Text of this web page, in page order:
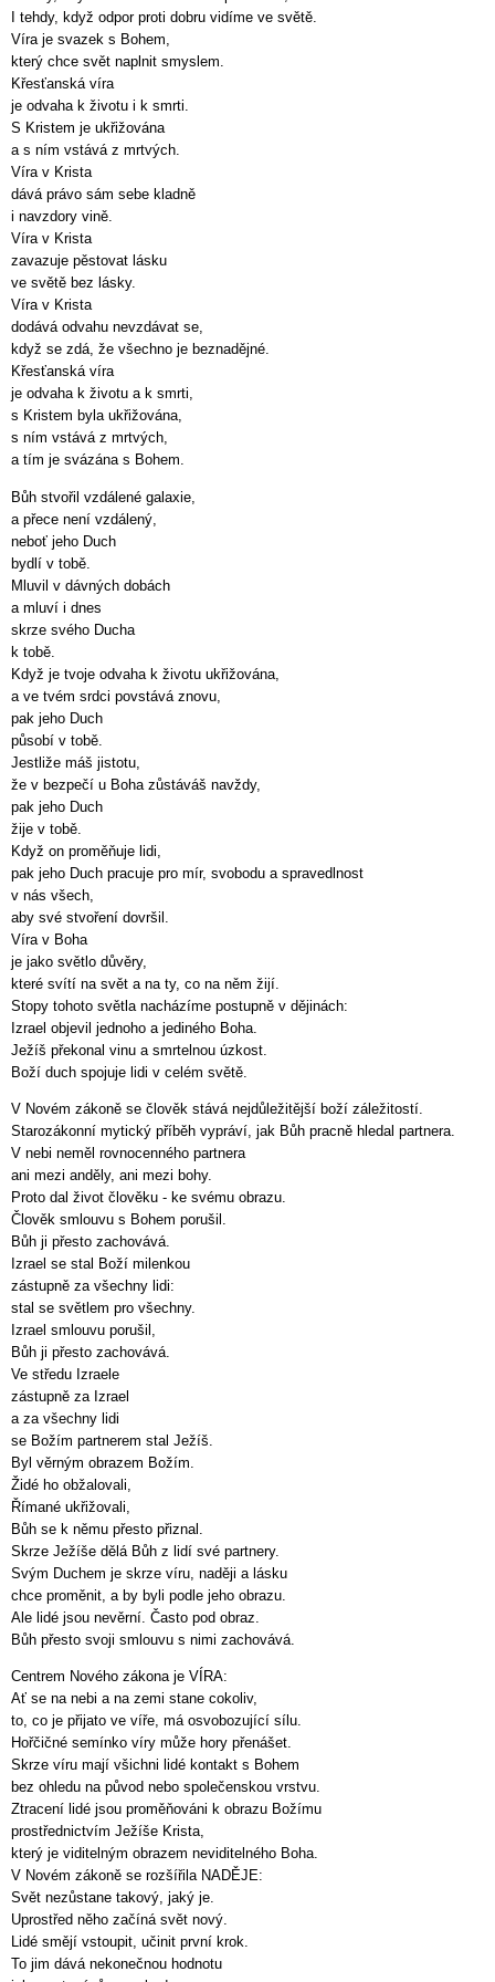
I tehdy, když odpor proti dobru vidíme ve světě.
Víra je svazek s Bohem,
který chce svět naplnit smyslem.
Křesťanská víra
je odvaha k životu i k smrti.
S Kristem je ukřižována
a s ním vstává z mrtvých.
Víra v Krista
dává právo sám sebe kladně
i navzdory vině.
Víra v Krista
zavazuje pěstovat lásku
ve světě bez lásky.
Víra v Krista
dodává odvahu nevzdávat se,
když se zdá, že všechno je beznadějné.
Křesťanská víra
je odvaha k životu a k smrti,
s Kristem byla ukřižována,
s ním vstává z mrtvých,
a tím je svázána s Bohem.
Bůh stvořil vzdálené galaxie,
a přece není vzdálený,
neboť jeho Duch
bydlí v tobě.
Mluvil v dávných dobách
a mluví i dnes
skrze svého Ducha
k tobě.
Když je tvoje odvaha k životu ukřižována,
a ve tvém srdci povstává znovu,
pak jeho Duch
působí v tobě.
Jestliže máš jistotu,
že v bezpečí u Boha zůstáváš navždy,
pak jeho Duch
žije v tobě.
Když on proměňuje lidi,
pak jeho Duch pracuje pro mír, svobodu a spravedlnost
v nás všech,
aby své stvoření dovršil.
Víra v Boha
je jako světlo důvěry,
které svítí na svět a na ty, co na něm žijí.
Stopy tohoto světla nacházíme postupně v dějinách:
Izrael objevil jednoho a jediného Boha.
Ježíš překonal vinu a smrtelnou úzkost.
Boží duch spojuje lidi v celém světě.
V Novém zákoně se člověk stává nejdůležitější boží záležitostí.
Starozákonní mytický příběh vypráví, jak Bůh pracně hledal partnera.
V nebi neměl rovnocenného partnera
ani mezi anděly, ani mezi bohy.
Proto dal život člověku - ke svému obrazu.
Člověk smlouvu s Bohem porušil.
Bůh ji přesto zachovává.
Izrael se stal Boží milenkou
zástupně za všechny lidi:
stal se světlem pro všechny.
Izrael smlouvu porušil,
Bůh ji přesto zachovává.
Ve středu Izraele
zástupně za Izrael
a za všechny lidi
se Božím partnerem stal Ježíš.
Byl věrným obrazem Božím.
Židé ho obžalovali,
Římané ukřižovali,
Bůh se k němu přesto přiznal.
Skrze Ježíše dělá Bůh z lidí své partnery.
Svým Duchem je skrze víru, naději a lásku
chce proměnit, a by byli podle jeho obrazu.
Ale lidé jsou nevěrní. Často pod obraz.
Bůh přesto svoji smlouvu s nimi zachovává.
Centrem Nového zákona je VÍRA:
Ať se na nebi a na zemi stane cokoliv,
to, co je přijato ve víře, má osvobozující sílu.
Hořčičné semínko víry může hory přenášet.
Skrze víru mají všichni lidé kontakt s Bohem
bez ohledu na původ nebo společenskou vrstvu.
Ztracení lidé jsou proměňováni k obrazu Božímu
prostřednictvím Ježíše Krista,
který je viditelným obrazem neviditelného Boha.
V Novém zákoně se rozšířila NADĚJE:
Svět nezůstane takový, jaký je.
Uprostřed něho začíná svět nový.
Lidé smějí vstoupit, učinit první krok.
To jim dává nekonečnou hodnotu